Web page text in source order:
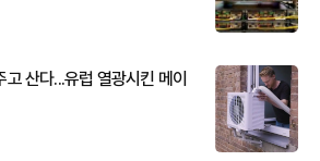
산다...유럽 열광시킨 메이